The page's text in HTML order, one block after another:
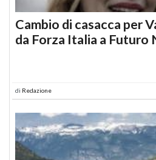
Cambio di casacca per
da Forza Italia a Futuro
di Redazione